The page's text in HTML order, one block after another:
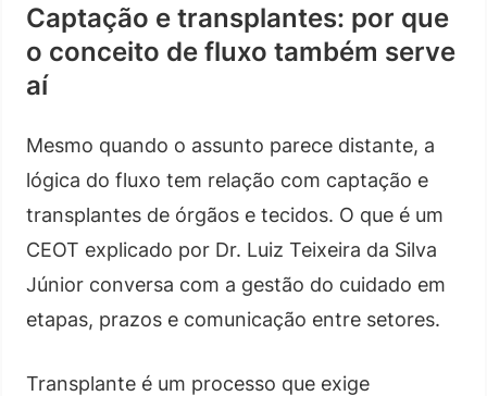
Captação e transplantes: por que
o conceito de fluxo também serve
aí
Mesmo quando o assunto parece distante, a
lógica do fluxo tem relação com captação e
transplantes de órgãos e tecidos. O que é um
CEOT explicado por Dr. Luiz Teixeira da Silva
Júnior conversa com a gestão do cuidado em
etapas, prazos e comunicação entre setores.
Transplante é um processo que exige